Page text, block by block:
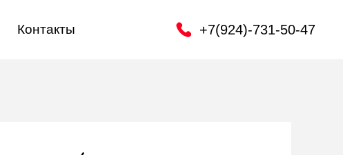
Контакты +7(924)-731-50-47